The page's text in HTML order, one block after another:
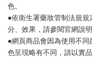
色。
●依衛生署藥妝管制法規
分、效果，請參閱官網說
●網頁商品會因為使用不
色呈現略有不同，請以實品